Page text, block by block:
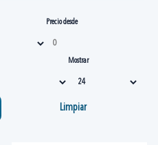
Precio desde
Mostrar
Limpiar